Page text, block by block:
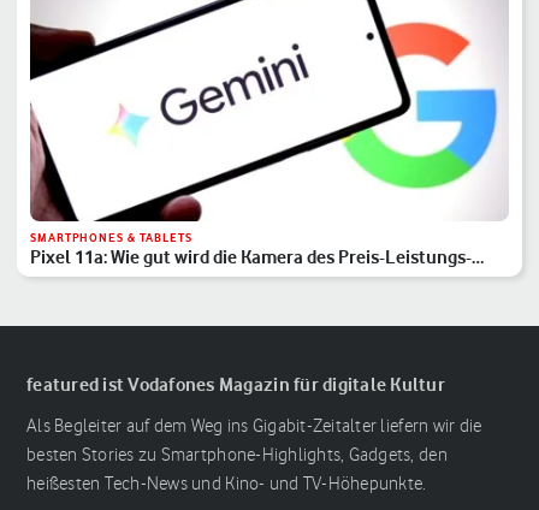
SMARTPHONES & TABLETS
Pixel 11a: Wie gut wird die Kamera des Preis-Leistungs-
Hits?
featured ist Vodafones Magazin für digitale Kultur
Als Begleiter auf dem Weg ins Gigabit-Zeitalter liefern wir die
besten Stories zu Smartphone-Highlights, Gadgets, den
heißesten Tech-News und Kino- und TV-Höhepunkte.